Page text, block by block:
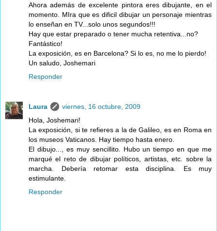
Ahora además de excelente pintora eres dibujante, en el
momento. MIra que es dificil dibujar un personaje mientras
lo enseñan en TV...solo unos segundos!!!
Hay que estar preparado o tener mucha retentiva...no?
Fantástico!
La exposición, es en Barcelona? Si lo es, no me lo pierdo!
Un saludo, Joshemari
Responder
Laura
viernes, 16 octubre, 2009
Hola, Joshemari!
La exposición, si te refieres a la de Galileo, es en Roma en
los museos Vaticanos. Hay tiempo hasta enero.
El dibujo..., es muy sencillito. Hubo un tiempo en que me
marqué el reto de dibujar políticos, artistas, etc. sobre la
marcha. Debería retomar esta disciplina. Es muy
estimulante.
Responder